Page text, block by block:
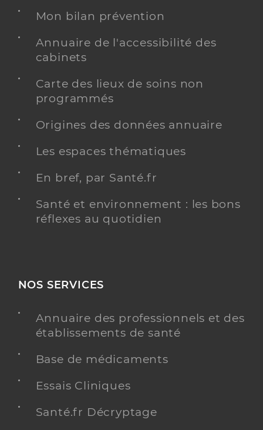
Mon bilan prévention
Annuaire de l'accessibilité des
cabinets
Carte des lieux de soins non
programmés
Origines des données annuaire
Les espaces thématiques
En bref, par Santé.fr
Santé et environnement : les bons
réflexes au quotidien
NOS SERVICES
Annuaire des professionnels et des
établissements de santé
Base de médicaments
Essais Cliniques
Santé.fr Décryptage